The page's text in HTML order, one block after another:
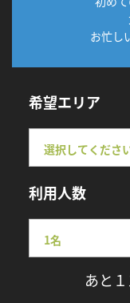
お忙し
希望エリア
利用人数
あと